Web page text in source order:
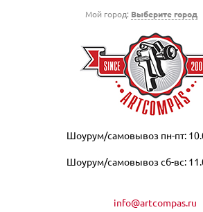
Мой город: Выберите город
Шоурум/самовывоз пн-пт:
Шоурум/самовывоз сб-вс:
info@artcompas.ru